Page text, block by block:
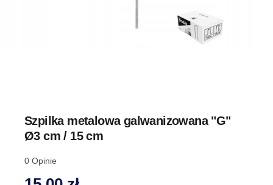
Szpilka metalowa galwanizowana "G"
Ø3 cm / 15 cm
0 Opinie